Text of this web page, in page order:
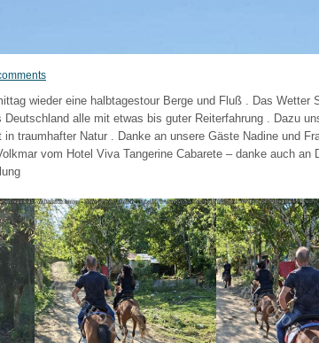
wieder eine halbtagestour Berge und Fluß . Das Wetter
alle mit etwas bis guter Reiterfahrung . Dazu
traumhafter Natur . Danke an unsere Gäste Nadine und
vom Hotel Viva Tangerine Cabarete – danke auch an